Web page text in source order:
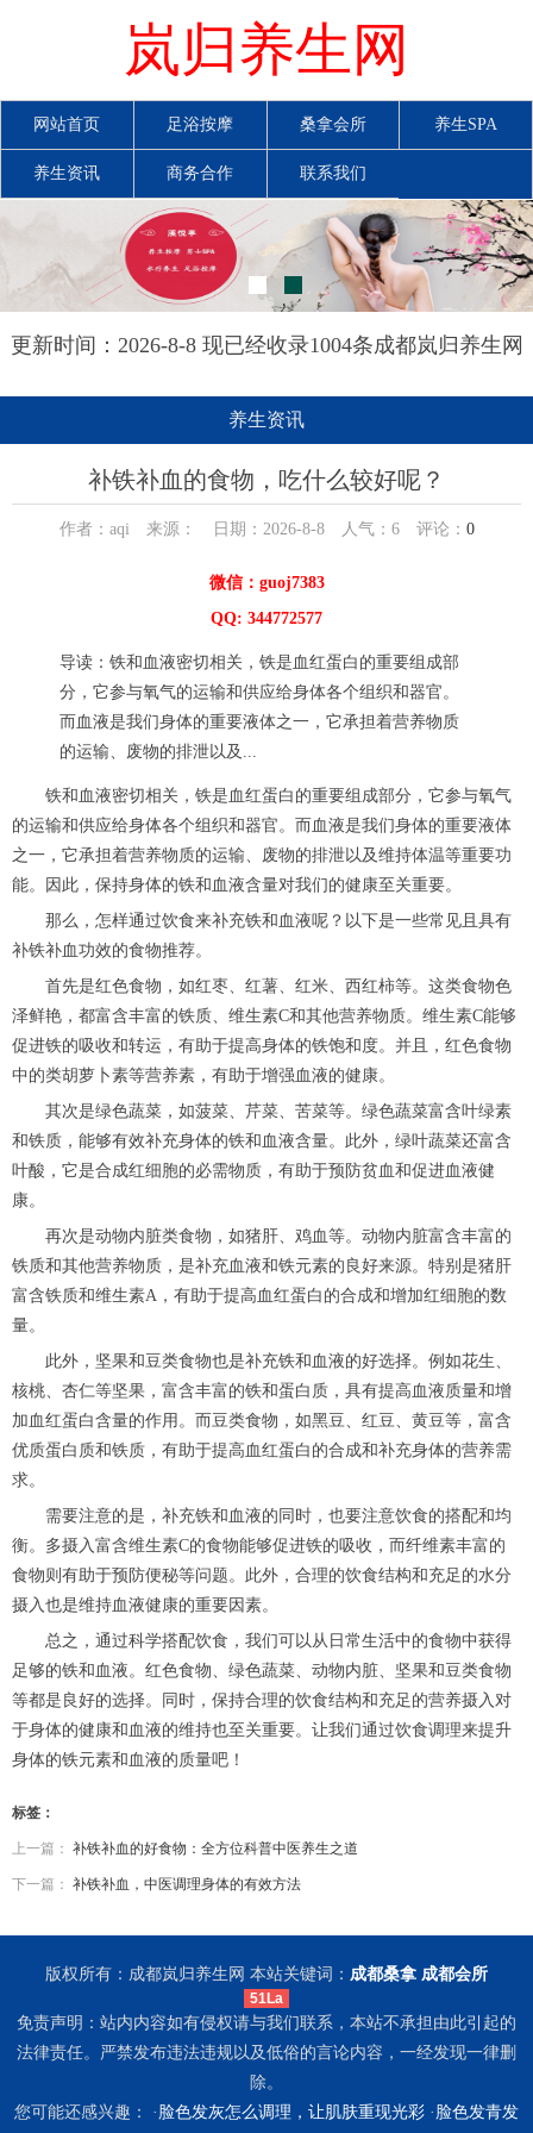
岚归养生网
网站首页 足浴按摩 桑拿会所 养生SPA
养生资讯 商务合作 联系我们
更新时间：2026-8-8 现已经收录1004条成都岚归养生网
养生资讯
补铁补血的食物，吃什么较好呢？
作者：aqi 来源： 日期：2026-8-8 人气： 6评论： 0
微信：guoj7383
QQ: 344772577
导读：铁和血液密切相关，铁是血红蛋白的重要组成部
分，它参与氧气的运输和供应给身体各个组织和器官。
而血液是我们身体的重要液体之一，它承担着营养物质
的运输、废物的排泄以及...
铁和血液密切相关，铁是血红蛋白的重要组成部分，它参与氧气
的运输和供应给身体各个组织和器官。而血液是我们身体的重要液体
之一，它承担着营养物质的运输、废物的排泄以及维持体温等重要功
能。因此，保持身体的铁和血液含量对我们的健康至关重要。
那么，怎样通过饮食来补充铁和血液呢？以下是一些常见且具有
补铁补血功效的食物推荐。
首先是红色食物，如红枣、红薯、红米、西红柿等。这类食物色
泽鲜艳，都富含丰富的铁质、维生素C和其他营养物质。维生素C能够
促进铁的吸收和转运，有助于提高身体的铁饱和度。并且，红色食物
中的类胡萝卜素等营养素，有助于增强血液的健康。
其次是绿色蔬菜，如菠菜、芹菜、苦菜等。绿色蔬菜富含叶绿素
和铁质，能够有效补充身体的铁和血液含量。此外，绿叶蔬菜还富含
叶酸，它是合成红细胞的必需物质，有助于预防贫血和促进血液健
康。
再次是动物内脏类食物，如猪肝、鸡血等。动物内脏富含丰富的
铁质和其他营养物质，是补充血液和铁元素的良好来源。特别是猪肝
富含铁质和维生素A，有助于提高血红蛋白的合成和增加红细胞的数
量。
此外，坚果和豆类食物也是补充铁和血液的好选择。例如花生、
核桃、杏仁等坚果，富含丰富的铁和蛋白质，具有提高血液质量和增
加血红蛋白含量的作用。而豆类食物，如黑豆、红豆、黄豆等，富含
优质蛋白质和铁质，有助于提高血红蛋白的合成和补充身体的营养需
求。
需要注意的是，补充铁和血液的同时，也要注意饮食的搭配和均
衡。多摄入富含维生素C的食物能够促进铁的吸收，而纤维素丰富的
食物则有助于预防便秘等问题。此外，合理的饮食结构和充足的水分
摄入也是维持血液健康的重要因素。
总之，通过科学搭配饮食，我们可以从日常生活中的食物中获得
足够的铁和血液。红色食物、绿色蔬菜、动物内脏、坚果和豆类食物
等都是良好的选择。同时，保持合理的饮食结构和充足的营养摄入对
于身体的健康和血液的维持也至关重要。让我们通过饮食调理来提升
身体的铁元素和血液的质量吧！
标签：
上一篇： 补铁补血的好食物：全方位科普中医养生之道
下一篇： 补铁补血，中医调理身体的有效方法
版权所有：成都岚归养生网 本站关键词： 成都桑拿 成都会所
51La
免责声明：站内内容如有侵权请与我们联系，本站不承担由此引起的
法律责任。严禁发布违法违规以及低俗的言论内容，一经发现一律删
除。
您可能还感兴趣： · 脸色发灰怎么调理，让肌肤重现光彩 · 脸色发青发